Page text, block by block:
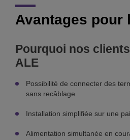
Avantages pour
Pourquoi nos
ALE
Possibilité de connecter des
sans recâblage
Installation simplifiée sur une
Alimentation simultanée en